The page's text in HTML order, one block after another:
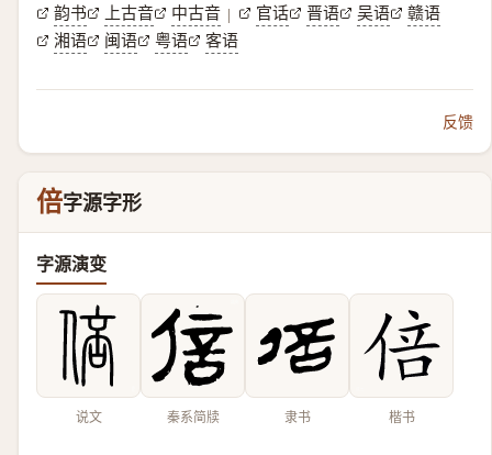
韵书 上古音 中古音 | 官话 晋语 吴语
赣语
湘语
闽语 粤语 客语
反馈
倍字源字形
字源演变
说文 秦系简牍 隶书 楷书